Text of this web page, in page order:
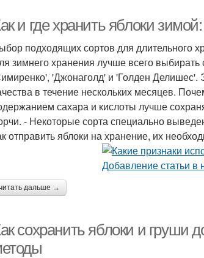
и где хранить яблоки
подходящих сортов для длительного
зимнего хранения лучше всего выбирать
'Джонаголд' и 'Голден Делишес'.
в течение нескольких месяцев.
сахара и кислоты лучше
- Некоторые сорта специально
отправить яблоки на хранение, их
дальше →
сохранить яблоки и груши